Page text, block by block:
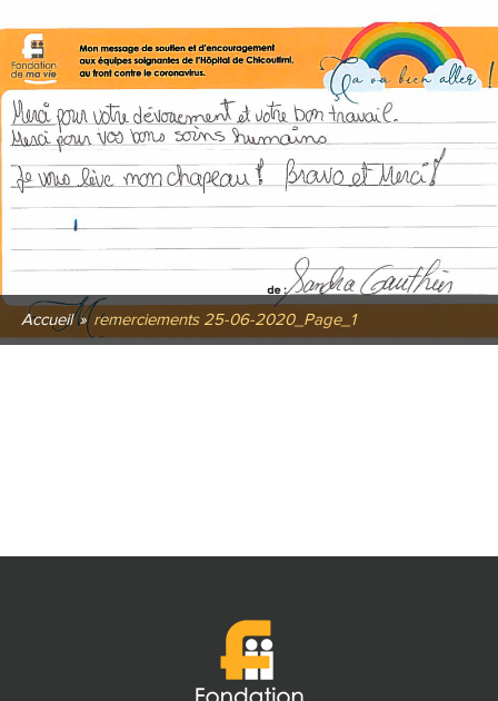
Accueil » remerciements 25-06-2020_Page_1